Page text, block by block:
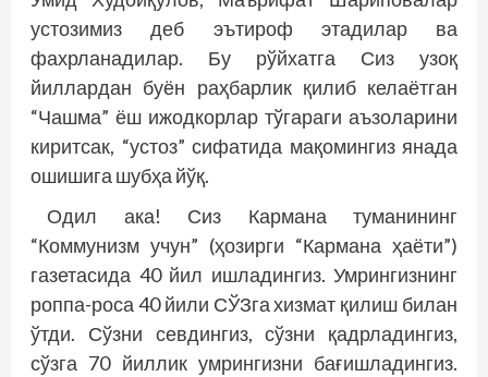
устозимиз деб эътироф этадилар ва
фахрланадилар. Бу рўйхатга Сиз узоқ
йиллардан буён раҳбарлик қилиб келаётган
“Чашма” ёш ижодкорлар тўгараги аъзоларини
киритсак, “устоз” сифатида мақомингиз янада
ошишига шубҳа йўқ.
Одил ака! Сиз Кармана туманининг
“Коммунизм учун” (ҳозирги “Кармана ҳаёти”)
газетасида 40 йил ишладингиз. Умрингизнинг
роппа-роса 40 йили СЎЗга хизмат қилиш билан
ўтди. Сўзни севдингиз, сўзни қадрладингиз,
сўзга 70 йиллик умрингизни бағиш­ладингиз.